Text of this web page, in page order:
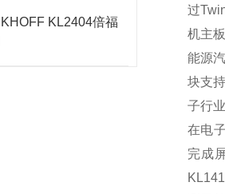
KL2404倍福
过
机主
能源
块支
子行
在电
完成